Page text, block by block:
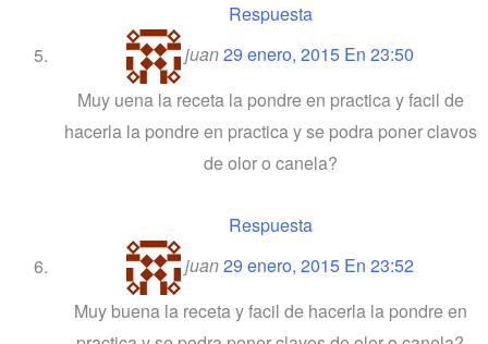
Respuesta
juan29 enero, 2015 En 23:50
Muy uena la receta la pondre en practica y facil de
hacerla la pondre en practica y se podra poner clavos
de olor o canela?
Respuesta
juan29 enero, 2015 En 23:52
Muy buena la receta y facil de hacerla la pondre en